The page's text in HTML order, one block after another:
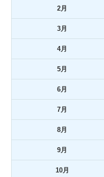
2月
3月
4月
5月
6月
7月
8月
9月
10月